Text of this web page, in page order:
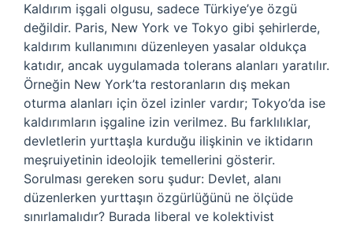
Kaldırım işgali olgusu, sadece Türkiye’ye özgü
değildir. Paris, New York ve Tokyo gibi şehirlerde,
kaldırım kullanımını düzenleyen yasalar oldukça
katıdır, ancak uygulamada tolerans alanları yaratılır.
Örneğin New York’ta restoranların dış mekan
oturma alanları için özel izinler vardır; Tokyo’da ise
kaldırımların işgaline izin verilmez. Bu farklılıklar,
devletlerin yurttaşla kurduğu ilişkinin ve iktidarın
meşruiyetinin ideolojik temellerini gösterir.
Sorulması gereken soru şudur: Devlet, alanı
düzenlerken yurttaşın özgürlüğünü ne ölçüde
sınırlamalıdır? Burada liberal ve kolektivist